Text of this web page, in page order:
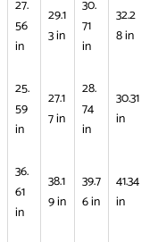
27.
56
in
29.1
3 in
30.
71
in
32.2
8 in
25.
59
in
27.1
7 in
28.
74
in
30.31
in
36.
61
in
38.1
9 in
39.7
6 in
41.34
in